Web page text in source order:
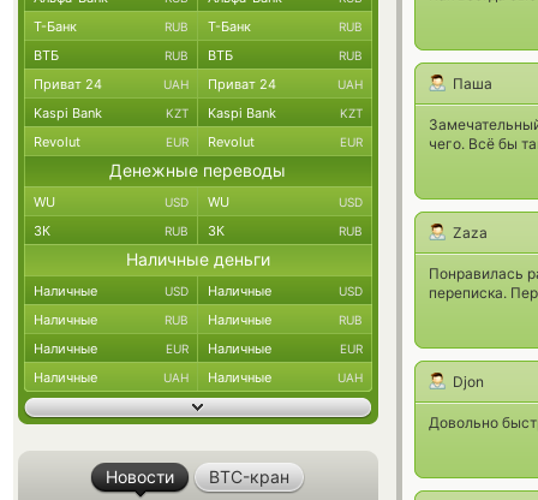
Паша
чего. Всё бы
Zaza
Понравилась
переписка.
Djon
Довольно
Т-Банк RUB Т-Банк RUB
ВТБ RUB ВТБ RUB
Приват 24 UAH Приват 24 UAH
Kaspi Bank KZT Kaspi Bank KZT
Revolut EUR Revolut EUR
Денежные переводы
WU USD WU USD
ЗК RUB ЗК RUB
Наличные деньги
Наличные USD Наличные USD
Наличные RUB Наличные RUB
Наличные EUR Наличные EUR
Наличные UAH Наличные UAH
Новости BTC-кран